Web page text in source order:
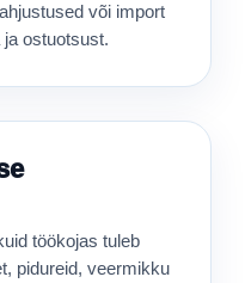
või import
ostuotsust.
töökojas tuleb
pidureid, veermikku